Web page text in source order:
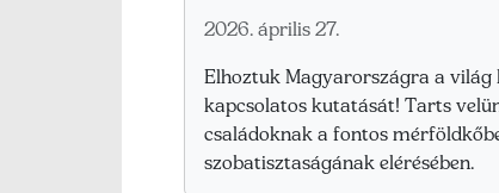
2026. április 27.
Elhoztuk Magyarországra a világ
kapcsolatos kutatását! Tarts
családoknak a fontos
szobatisztaságának elérésében.